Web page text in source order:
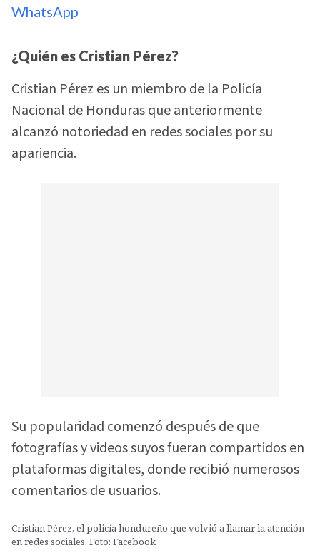
WhatsApp
¿Quién es Cristian Pérez?
Cristian Pérez es un miembro de la Policía
Nacional de Honduras que anteriormente
alcanzó notoriedad en redes sociales por su
apariencia.
Su popularidad comenzó después de que
fotografías y videos suyos fueran compartidos en
plataformas digitales, donde recibió numerosos
comentarios de usuarios.
Cristian Pérez, el policía hondureño que volvió a llamar la atención
en redes sociales. Foto: Facebook